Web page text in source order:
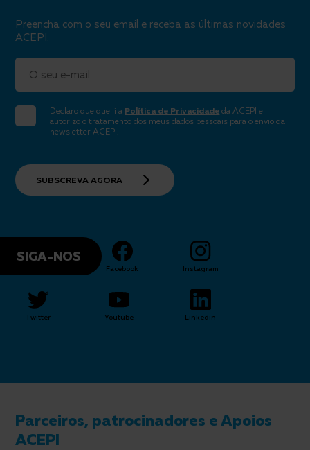
Preencha com o seu email e receba as últimas novidades
ACEPI.
Email
Declaro que que li a Política de Privacidade da ACEPI e
autorizo o tratamento dos meus dados pessoais para o envio da
newsletter ACEPI.
SUBSCREVA AGORA
SIGA-NOS
Facebook Instagram
Twitter Youtube Linkedin
Parceiros, patrocinadores e Apoios
ACEPI